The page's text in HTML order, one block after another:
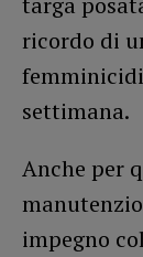
ricordo di
settimana.
Anche per
impegno